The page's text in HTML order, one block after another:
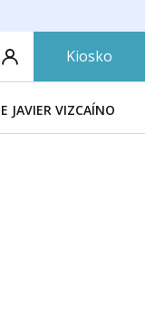
Kiosko
JAVIER VIZCAÍNO